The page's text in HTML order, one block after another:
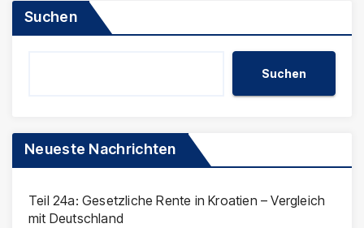
Suchen
Suchen
Neueste Nachrichten
Teil 24a: Gesetzliche Rente in Kroatien – Vergleich
mit Deutschland